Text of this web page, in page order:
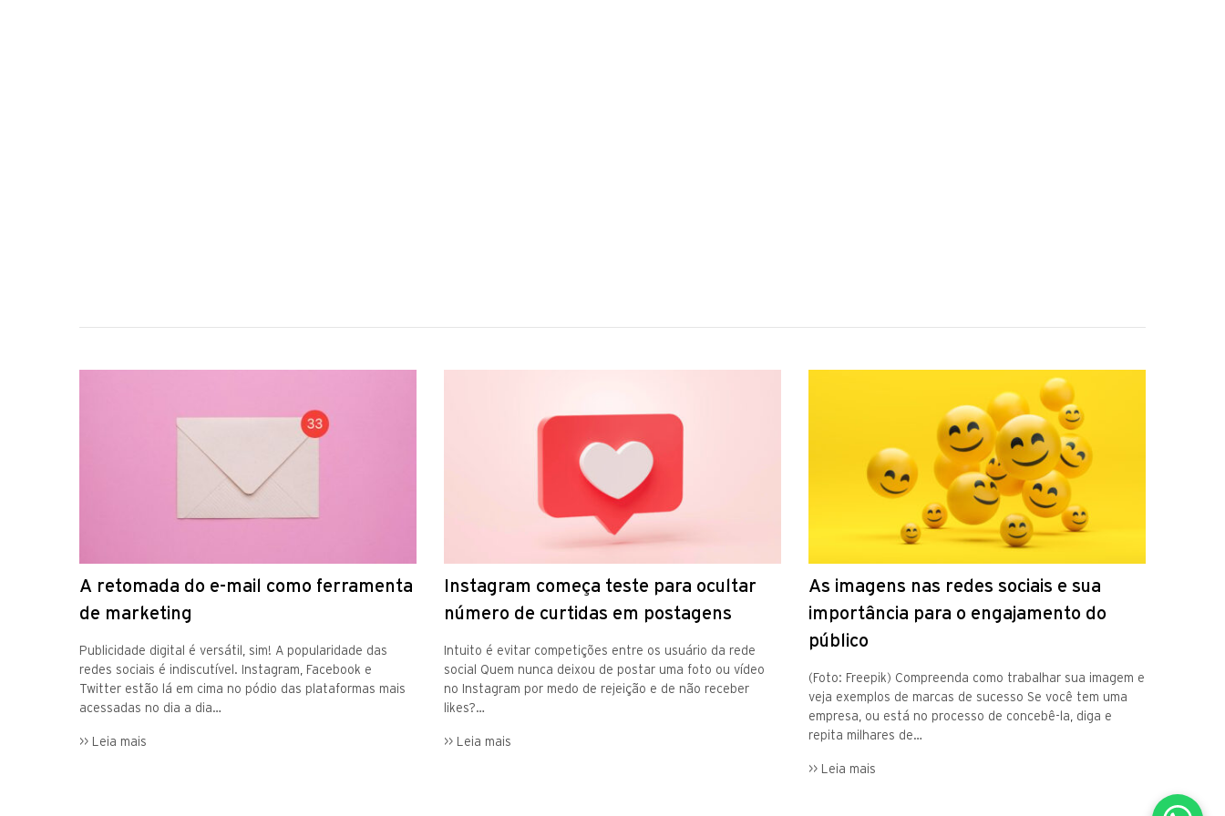
A retomada do e-mail como ferramenta
de marketing
Publicidade digital é versátil, sim! A popularidade das
redes sociais é indiscutível. Instagram, Facebook e
Twitter estão lá em cima no pódio das plataformas mais
acessadas no dia a dia…
>> Leia mais
Instagram começa teste para ocultar
número de curtidas em postagens
Intuito é evitar competições entre os usuário da rede
social Quem nunca deixou de postar uma foto ou vídeo
no Instagram por medo de rejeição e de não receber
likes?…
>> Leia mais
As imagens nas redes sociais e sua
importância para o engajamento do
público
(Foto: Freepik) Compreenda como trabalhar sua imagem e
veja exemplos de marcas de sucesso Se você tem uma
empresa, ou está no processo de concebê-la, diga e
repita milhares de…
>> Leia mais